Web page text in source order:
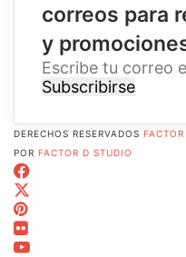
correos para
y
E
s
r
DERECHOS RESERVADOS FACTOR
POR FACTOR D STUDIO
Pinterest
Flickr